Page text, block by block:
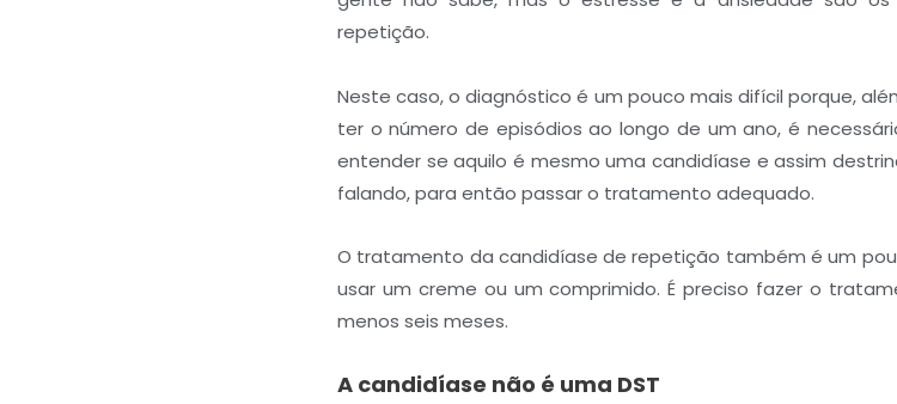
repetição.
Neste caso, o diagnóstico é um pouco mais difícil porque,
ter o número de episódios ao longo de um ano, é
entender se aquilo é mesmo uma candidíase e assim
falando, para então passar o tratamento adequado.
O tratamento da candidíase de repetição também é um
usar um creme ou um comprimido. É preciso fazer o
menos seis meses.
A candidíase não é uma DST